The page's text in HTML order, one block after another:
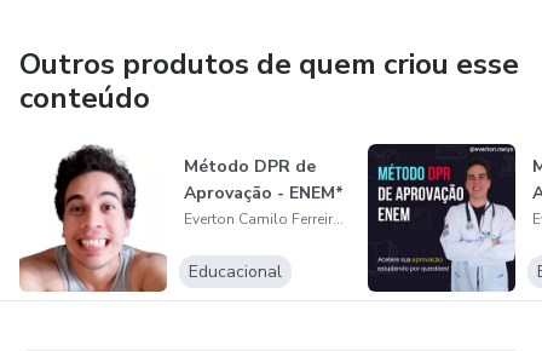
profissional com altruísmo. Quando você trabalho com
aquilo que ama você faz a diferença. Essa é minha meta:
que você realize o seu sonho e trabalhe com o que se
identifica. Assim, o bem, a solidariedade, a piedade e tudo
que é bom terá mais espaço porque você não estará
trabalhando apenas pelo dinheiro e sim pelo bem e pela
satisfação que a própria profissão lhe oferece.
Outros produtos de quem criou esse
conteúdo
Método DPR de
Aprovação - ENEM*
Everton Camilo Ferreira Nerys
Educacional